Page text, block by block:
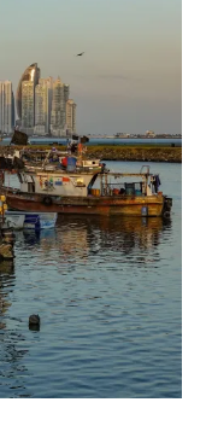
westwärts. Dabei
Wir starten
nach nur
des 15. Februars in
auch auf
Fidschi aus sehr
[…]